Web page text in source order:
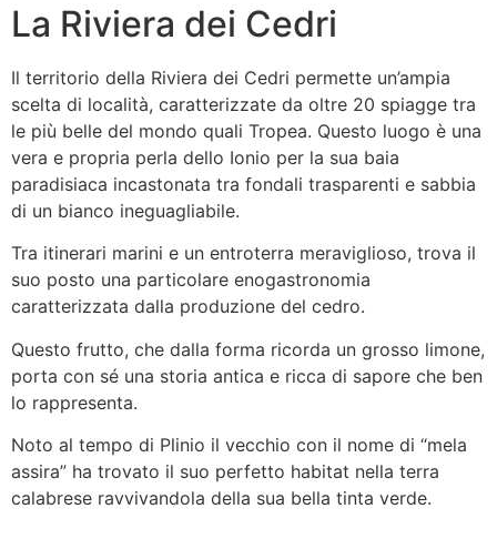
La Riviera dei Cedri
Il territorio della Riviera dei Cedri permette un’ampia
scelta di località, caratterizzate da oltre 20 spiagge tra
le più belle del mondo quali Tropea. Questo luogo è una
vera e propria perla dello Ionio per la sua baia
paradisiaca incastonata tra fondali trasparenti e sabbia
di un bianco ineguagliabile.
Tra itinerari marini e un entroterra meraviglioso, trova il
suo posto una particolare enogastronomia
caratterizzata dalla produzione del cedro.
Questo frutto, che dalla forma ricorda un grosso limone,
porta con sé una storia antica e ricca di sapore che ben
lo rappresenta.
Noto al tempo di Plinio il vecchio con il nome di “mela
assira” ha trovato il suo perfetto habitat nella terra
calabrese ravvivandola della sua bella tinta verde.